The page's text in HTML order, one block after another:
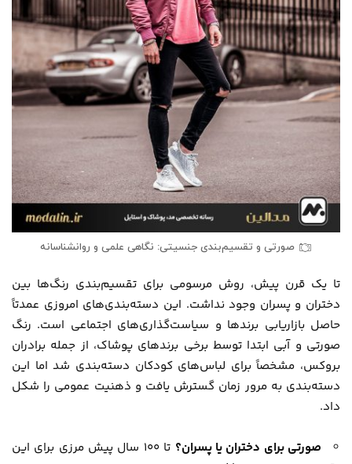
صورتی و تقسیم‌بندی جنسیتی: نگاهی علمی و روانشناسانه
تا یک قرن پیش، روش مرسومی برای تقسیم‌بندی رنگ‌ها بین
دختران و پسران وجود نداشت. این دسته‌بندی‌های امروزی عمدتاً
حاصل بازاریابی برندها و سیاست‌گذاری‌های اجتماعی است. رنگ
صورتی و آبی ابتدا توسط برخی برندهای پوشاک، از جمله برادران
بروکس، مشخصاً برای لباس‌های کودکان دسته‌بندی شد اما این
دسته‌بندی به مرور زمان گسترش یافت و ذهنیت عمومی را شکل
داد.
صورتی برای دختران یا پسران؟
تا 100 سال پیش مرزی برای این